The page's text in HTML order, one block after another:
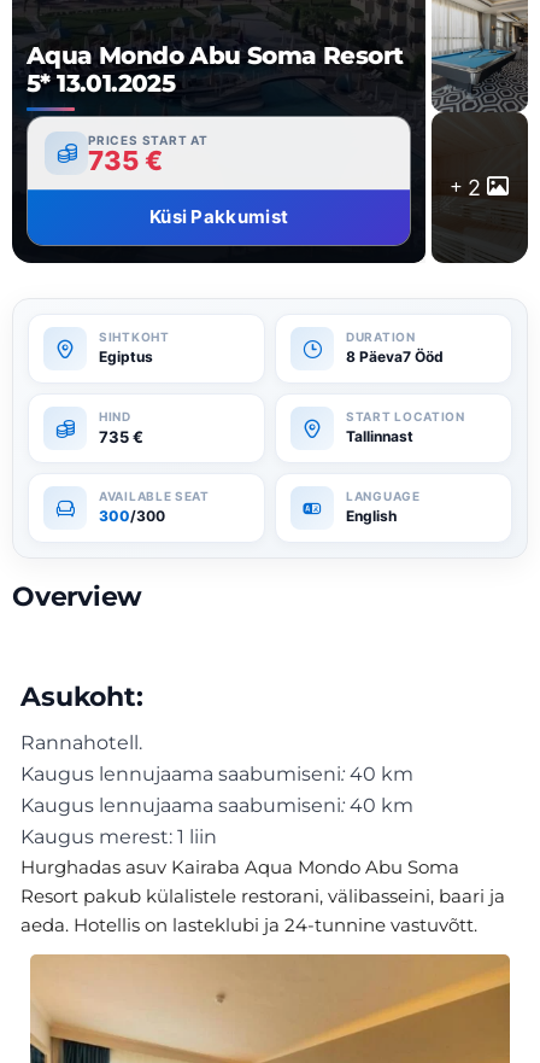
Aqua Mondo Abu Soma Resort
5* 13.01.2025
PRICES START AT
735€
Küsi Pakkumist
2
Egiptus 8 Päeva7 Ööd
735€ Tallinnast
300/300 English
Overview
Asukoht:
Hurghadas asuv Kairaba Aqua Mondo Abu Soma
Resort pakub külalistele restorani, välibasseini, baari ja
aeda. Hotellis on lasteklubi ja 24-tunnine vastuvõtt.
Rannahotell.
Kaugus lennujaama saabumiseni: 40 km
Kaugus lennujaama saabumiseni: 40 km
Kaugus merest: 1 liin